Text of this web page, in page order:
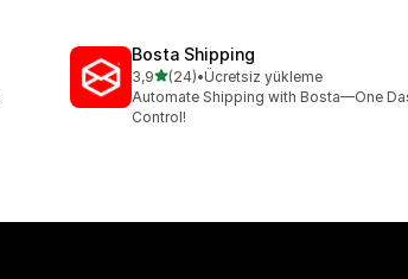
Bosta Shipping
3,95 yıldız üzerinden
(24)
toplam 24 değerlendirme
•Ücretsiz yükleme
Automate Shipping with Bosta—One
Control!